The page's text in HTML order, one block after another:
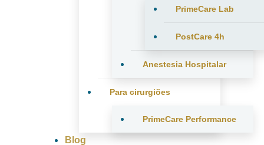
PrimeCare Lab
PostCare 4h
Anestesia Hospitalar
Para cirurgiões
PrimeCare Performance
Blog